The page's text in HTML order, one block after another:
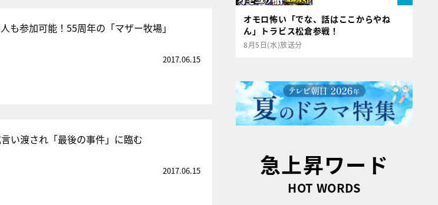
も参加可能！55周年の「マザー牧場」
2017.06.15
い渡され「最後の事件」に臨む
2017.06.15
オモロ怖い「でな、話はここからやね
ん」トラビス松倉参戦！
8月5日(水)放送分
急上昇ワード
HOT WORDS